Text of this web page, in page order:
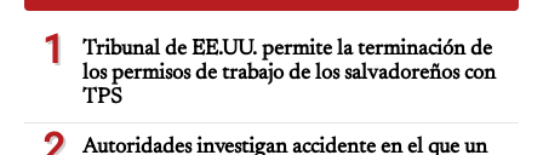
1
Tribunal de EE.UU. permite la terminación de
los permisos de trabajo de los salvadoreños con
TPS
Autoridades investigan accidente en el que un